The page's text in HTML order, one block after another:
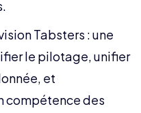
Tabsters : une
le pilotage, unifier
et
compétence des